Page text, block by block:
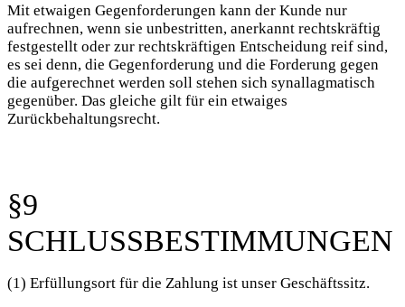
Mit etwaigen Gegenforderungen kann der Kunde nur
aufrechnen, wenn sie unbestritten, anerkannt rechtskräftig
festgestellt oder zur rechtskräftigen Entscheidung reif sind,
es sei denn, die Gegenforderung und die Forderung gegen
die aufgerechnet werden soll stehen sich synallagmatisch
gegenüber. Das gleiche gilt für ein etwaiges
Zurückbehaltungsrecht.
§9
SCHLUSSBESTIMMUNGEN
(1) Erfüllungsort für die Zahlung ist unser Geschäftssitz.